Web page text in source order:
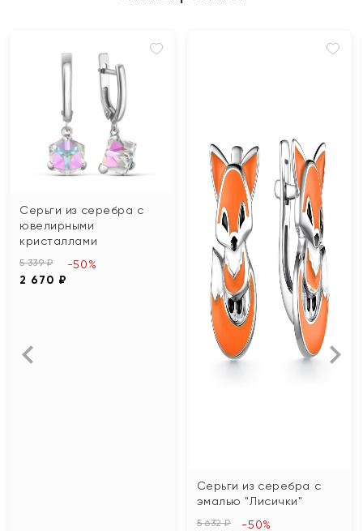
Серьги из серебра с
ювелирными
кристаллами
5 339 ₽
2 670 ₽
-50%
Серьги из серебра с
эмалью "Лисички"
5 632 ₽ -50%